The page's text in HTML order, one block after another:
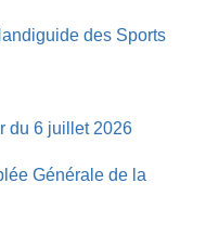
des Sports
du 6 juillet 2026
Générale de la